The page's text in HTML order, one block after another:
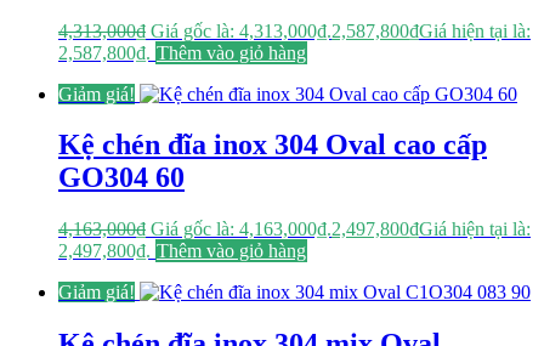
4,313,000₫ Giá gốc là: 4,313,000₫.2,587,800₫Giá hiện tại là:
2,587,800₫. Thêm vào giỏ hàng
Giảm giá!
Kệ chén đĩa inox 304 Oval cao cấp
GO304 60
4,163,000₫ Giá gốc là: 4,163,000₫.2,497,800₫Giá hiện tại là:
2,497,800₫. Thêm vào giỏ hàng
Giảm giá!